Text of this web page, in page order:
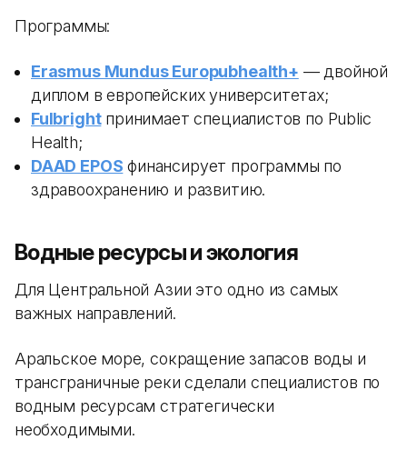
Программы:
Erasmus Mundus Europubhealth+ — двойной
диплом в европейских университетах;
Fulbrightпринимает специалистов по Public
Health;
DAAD EPOS финансирует программы по
здравоохранению и развитию.
Водные ресурсы и экология
Для Центральной Азии это одно из самых
важных направлений.
Аральское море, сокращение запасов воды и
трансграничные реки сделали специалистов по
водным ресурсам стратегически
необходимыми.